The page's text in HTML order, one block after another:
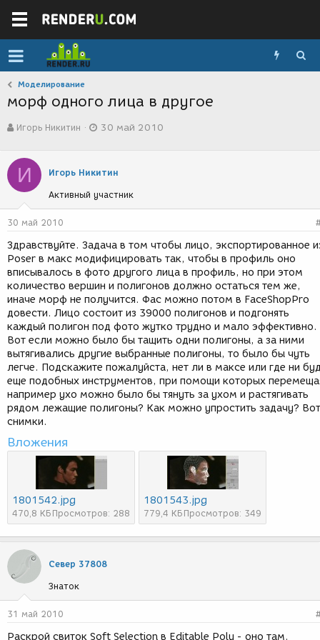
Моделирование
морф одного лица в другое
в
о
р
т
е
м
ы
Игорь Никитин
а
с
з
д
и
я
30 май 2010
И Игорь Никитин
Активный участник
30 май 2010
Здравствуйте. Задача в том чтобы лицо, экспортированное
Poser в макс модифицировать так, чтобы в профиль оно
вписывалось в фото другого лица в профиль, но при этом
количество вершин и полигонов должно остаться тем же,
иначе морф не получится. Фас можно потом в FaceShopPro
довести. Лицо состоит из 39000 полигонов и подгонять
каждый полигон под фото жутко трудно и мало эффективно.
Вот если можно было бы тащить одни полигоны, а за ними
вытягивались другие выбранные полигоны, то было бы чуть
легче. Подскажите пожалуйста, нет ли в максе или где ни
еще подобных инструментов, при помощи которых
например ухо можно было бы тянуть за ухом и растягивать
рядом лежащие полигоны? Как можно упростить задачу? Вот
снимки.
Вложения
1801542.jpg
470,8 КБ Просмотров: 288
1801543.jpg
779,4 КБ Просмотров: 349
Север 37808
Знаток
31 май 2010
Раскрой свиток Soft Selection в Editable Poly - оно там.